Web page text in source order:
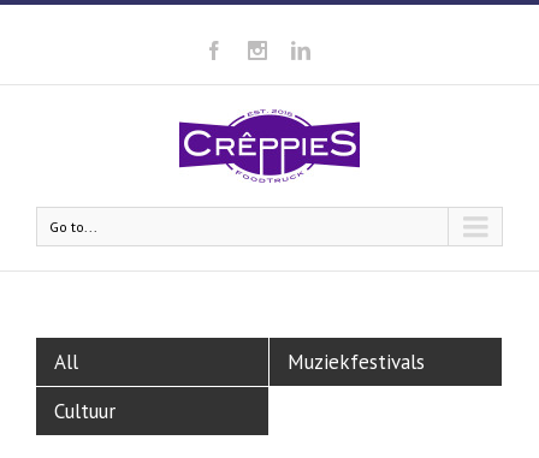
Go to...
All
Muziekfestivals
Cultuur
04:00
05:00